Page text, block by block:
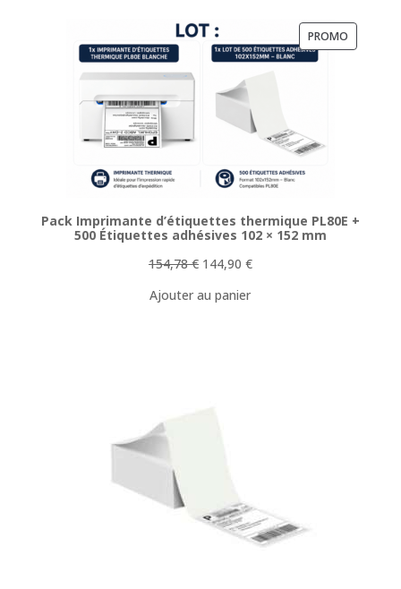
PROMO
Pack Imprimante d’étiquettes thermique PL80E +
500 Étiquettes adhésives 102 × 152 mm
154,78€ Le
initial
144,90 €Le
Ajouter au panier